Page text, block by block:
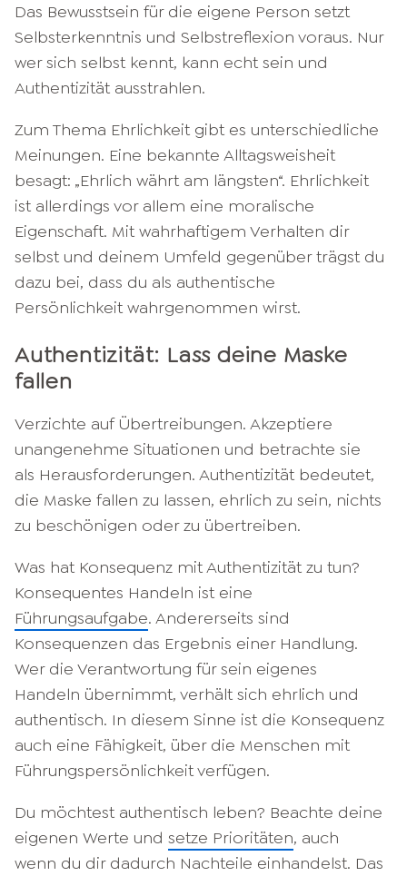
Das Bewusstsein für die eigene Person setzt
Selbsterkenntnis und Selbstreflexion voraus. Nur
wer sich selbst kennt, kann echt sein und
Authentizität ausstrahlen.
Zum Thema Ehrlichkeit gibt es unterschiedliche
Meinungen. Eine bekannte Alltagsweisheit
besagt: „Ehrlich währt am längsten“. Ehrlichkeit
ist allerdings vor allem eine moralische
Eigenschaft. Mit wahrhaftigem Verhalten dir
selbst und deinem Umfeld gegenüber trägst du
dazu bei, dass du als authentische
Persönlichkeit wahrgenommen wirst.
Authentizität: Lass deine Maske
fallen
Verzichte auf Übertreibungen. Akzeptiere
unangenehme Situationen und betrachte sie
als Herausforderungen. Authentizität bedeutet,
die Maske fallen zu lassen, ehrlich zu sein, nichts
zu beschönigen oder zu übertreiben.
Was hat Konsequenz mit Authentizität zu tun?
Konsequentes Handeln ist eine
Führungsaufgabe. Andererseits sind
Konsequenzen das Ergebnis einer Handlung.
Wer die Verantwortung für sein eigenes
Handeln übernimmt, verhält sich ehrlich und
authentisch. In diesem Sinne ist die Konsequenz
auch eine Fähigkeit, über die Menschen mit
Führungspersönlichkeit verfügen.
Du möchtest authentisch leben? Beachte deine
eigenen Werte und setze Prioritäten, auch
wenn du dir dadurch Nachteile einhandelst. Das